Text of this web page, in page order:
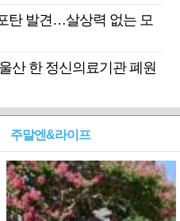
탄 발견…살상력 없는 모
산 한 정신의료기관 폐원
주말엔&라이프